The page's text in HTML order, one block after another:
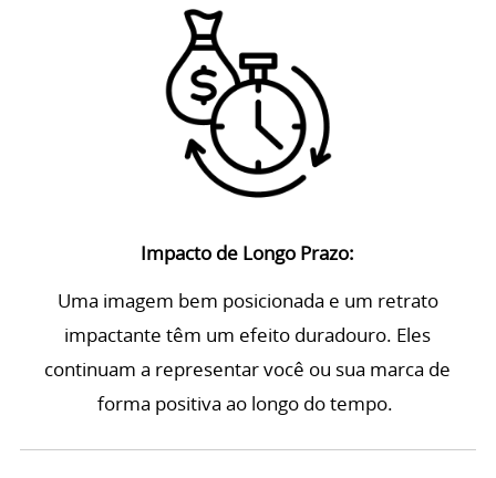
Impacto de Longo Prazo:
Uma imagem bem posicionada e um retrato
impactante têm um efeito duradouro. Eles
continuam a representar você ou sua marca de
forma positiva ao longo do tempo.